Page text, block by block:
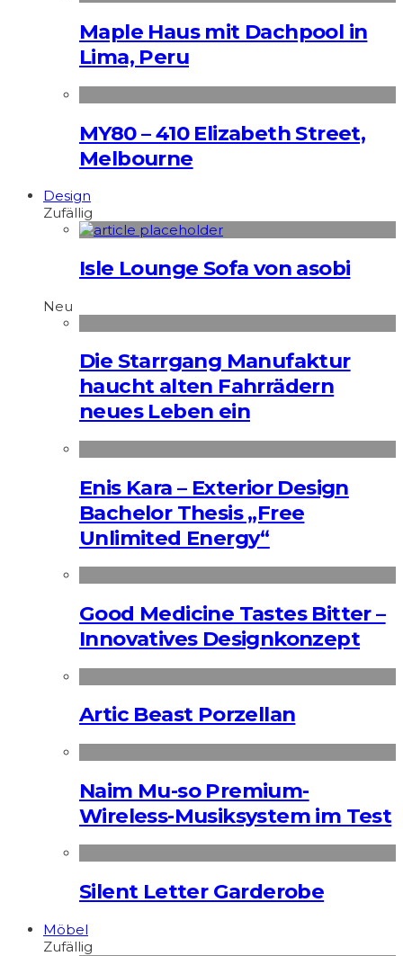
Maple Haus mit Dachpool in
Lima, Peru
MY80 – 410 Elizabeth Street,
Melbourne
Design
Zufällig
Isle Lounge Sofa von asobi
Neu
Die Starrgang Manufaktur
haucht alten Fahrrädern
neues Leben ein
Enis Kara – Exterior Design
Bachelor Thesis „Free
Unlimited Energy“
Good Medicine Tastes Bitter –
Innovatives Designkonzept
Artic Beast Porzellan
Naim Mu-so Premium-
Wireless-Musiksystem im Test
Silent Letter Garderobe
Möbel
Zufällig